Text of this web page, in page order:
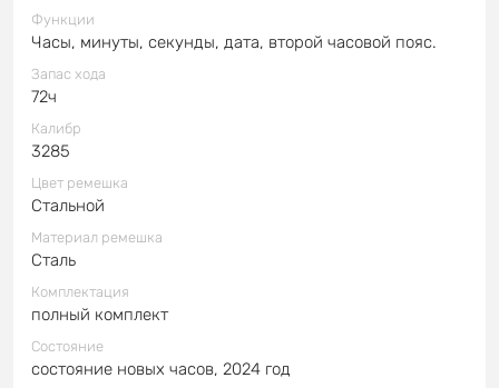
Функции
Часы, минуты, секунды, дата, второй часовой пояс.
Запас хода
72ч
Калибр
3285
Цвет ремешка
Стальной
Материал ремешка
Сталь
Комплектация
полный комплект
Состояние
состояние новых часов, 2024 год